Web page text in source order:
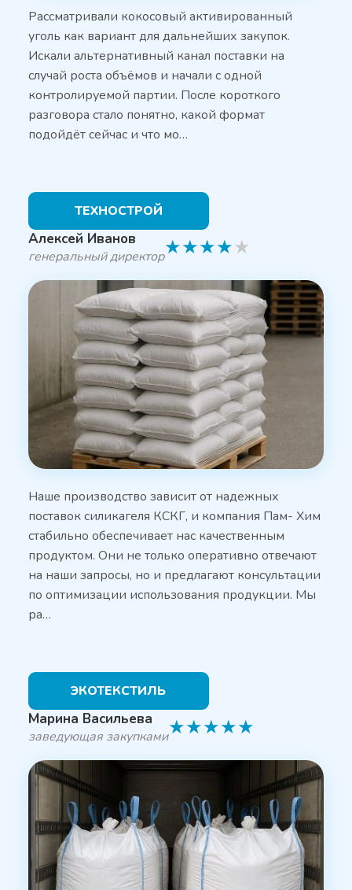
Рассматривали кокосовый активированный
уголь как вариант для дальнейших закупок.
Искали альтернативный канал поставки на
случай роста объёмов и начали с одной
контролируемой партии. После короткого
разговора стало понятно, какой формат
подойдёт сейчас и что мо…
ТЕХНОСТРОЙ
Алексей Иванов
генеральный директор★★★★★
Наше производство зависит от надежных
поставок силикагеля КСКГ, и компания Пам- Хим
стабильно обеспечивает нас качественным
продуктом. Они не только оперативно отвечают
на наши запросы, но и предлагают консультации
по оптимизации использования продукции. Мы
ра…
ЭКОТЕКСТИЛЬ
Марина Васильева
заведующая закупками★★★★★